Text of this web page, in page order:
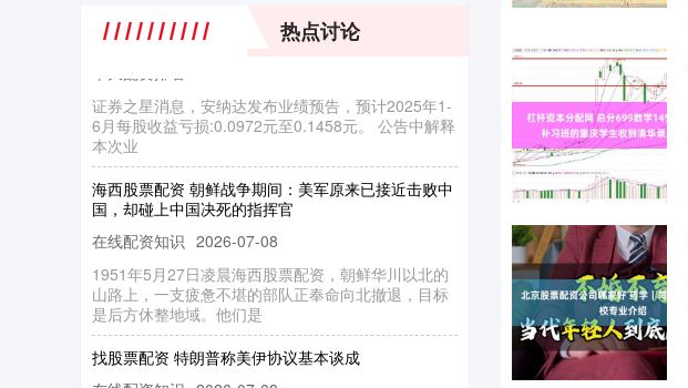
热点讨论
益亏损:0.0972元至0.1458元
证券之星消息，安纳达发布业绩预告，预计2025年1-
6月每股收益亏损:0.0972元至0.1458元。 公告中解释
本次业
海西股票配资 朝鲜战争期间：美军原来已接近击败中
国，却碰上中国决死的指挥官
在线配资知识 2026-07-08
1951年5月27日凌晨海西股票配资，朝鲜华川以北的
山路上，一支疲惫不堪的部队正奉命向北撤退，目标
是后方休整地域。他们是
找股票配资 特朗普称美伊协议基本谈成
在线配资知识 2026-07-08